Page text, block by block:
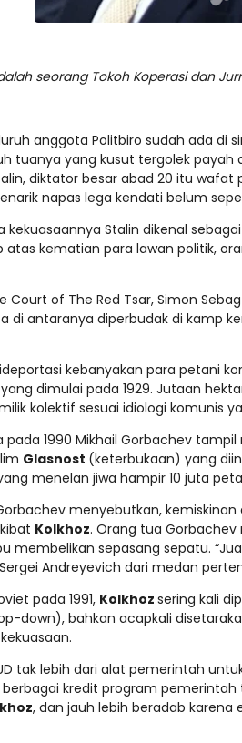
seorang Tokoh Koperasi dan
anggota Politbiro sudah ada di
tuanya yang kusut tergolek payah
diktator besar abad 20 itu
napas lega kendati belum
kekuasaannya Stalin dikenal
atas kematian para lawan politik,
Court of The Red Tsar, Simon
di antaranya diperbudak di kamp
kebanyakan para petani
yang dimulai pada 1929. Jutaan
kolektif sesuai idiologi komunis
pada 1990 Mikhail Gorbachev
Glasnost (keterbukaan) yang
menelan jiwa hampir 10 juta
menyebutkan,
Kolkhoz. Orang tua
membelikan sepasang sepatu.
Andreyevich dari medan
pada 1991, Kolkhoz sering kali
down), bahkan acapkali
tak lebih dari alat pemerintah
kredit program
, dan jauh lebih beradab karena